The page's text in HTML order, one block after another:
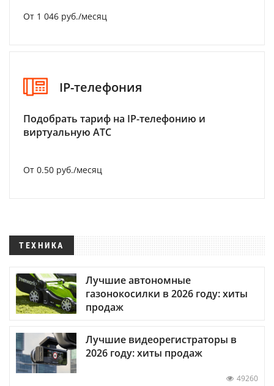
От 1 046 руб./месяц
IP-телефония
Подобрать тариф на IP-телефонию и
виртуальную АТС
От 0.50 руб./месяц
ТЕХНИКА
Лучшие автономные
газонокосилки в 2026 году: хиты
продаж
Лучшие видеорегистраторы в
2026 году: хиты продаж
49260